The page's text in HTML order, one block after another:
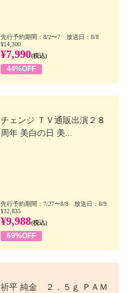
先行予約期間：8/2〜7 放送日：8/8
¥14,300
¥7,990(税込)
44%OFF
チェンジ ＴＶ通販出演２８
周年 美白の日 美...
先行予約期間：7/27〜8/8 放送日：8/9
¥32,835
¥9,988(税込)
69%OFF
祈平 純金 ２．５ｇ ＰＡＭ